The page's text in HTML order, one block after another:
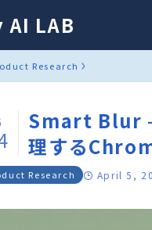
AI LAB
Research
Smart Blur –
理する
Research April 5,